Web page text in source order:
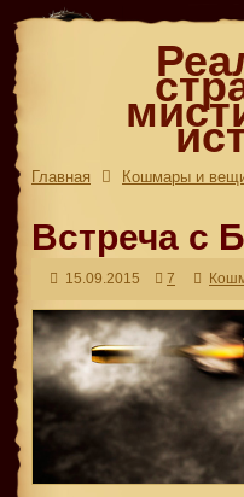
Главная Кошмары и
Встреча с
15.09.2015 7